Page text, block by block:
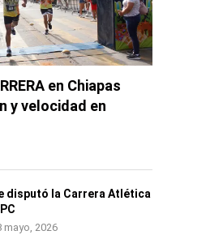
en Chiapas
y velocidad en
disputó la Carrera Atlética
mayo, 2026